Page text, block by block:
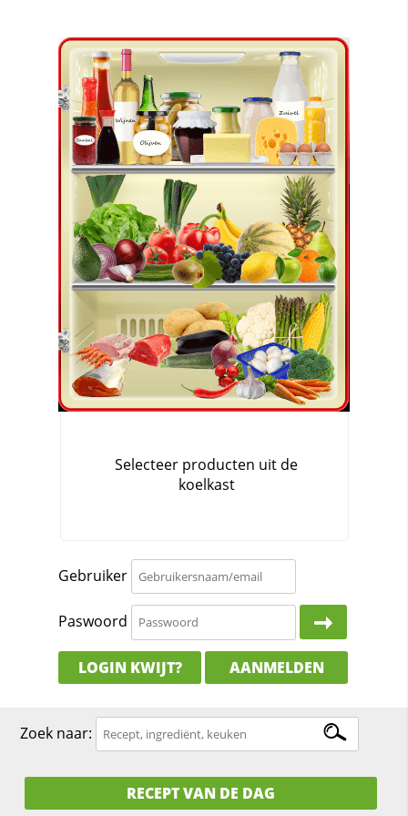
Gebruiker
Paswoord
LOGIN KWIJT? AANMELDEN
Zoek naar:
RECEPT VAN DE DAG